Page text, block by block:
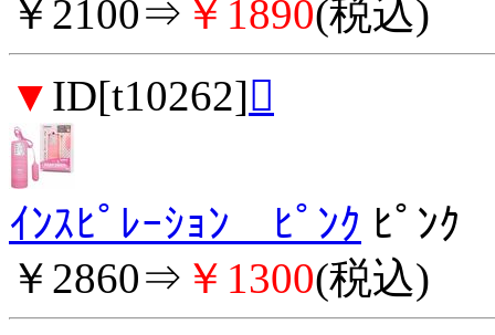
￥2100⇒ ￥1890(税込)
▼ ID[t10262]
ｲﾝｽﾋﾟﾚｰｼｮﾝ ﾋﾟﾝｸ ﾋﾟﾝｸ
￥2860⇒ ￥1300(税込)